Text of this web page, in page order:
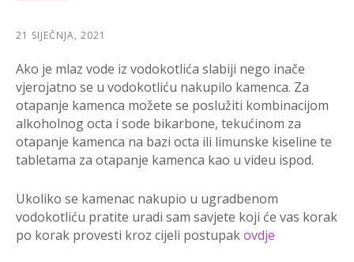
21 SIJEČNJA, 2021
Ako je mlaz vode iz vodokotlića slabiji nego inače
vjerojatno se u vodokotliću nakupilo kamenca. Za
otapanje kamenca možete se poslužiti kombinacijom
alkoholnog octa i sode bikarbone, tekućinom za
otapanje kamenca na bazi octa ili limunske kiseline te
tabletama za otapanje kamenca kao u videu ispod.
Ukoliko se kamenac nakupio u ugradbenom
vodokotliću pratite uradi sam savjete koji će vas korak
po korak provesti kroz cijeli postupakovdje